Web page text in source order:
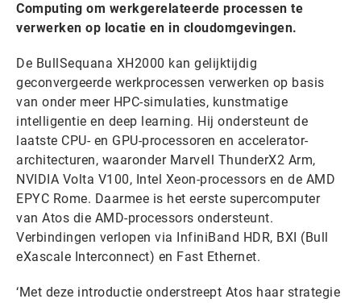
Computing om werkgerelateerde processen te
verwerken op locatie en in cloudomgevingen.
De BullSequana XH2000 kan gelijktijdig
geconvergeerde werkprocessen verwerken op basis
van onder meer HPC-simulaties, kunstmatige
intelligentie en deep learning. Hij ondersteunt de
laatste CPU- en GPU-processoren en accelerator-
architecturen, waaronder Marvell ThunderX2 Arm,
NVIDIA Volta V100, Intel Xeon-processors en de AMD
EPYC Rome. Daarmee is het eerste supercomputer
van Atos die AMD-processors ondersteunt.
Verbindingen verlopen via InfiniBand HDR, BXI (Bull
eXascale Interconnect) en Fast Ethernet.
‘Met deze introductie onderstreept Atos haar strategie